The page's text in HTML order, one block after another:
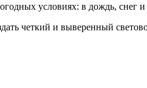
условиях: в дождь, снег
четкий и выверенный